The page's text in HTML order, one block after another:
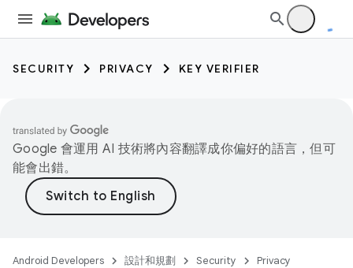
SECURITY PRIVACY KEY VERIFIER
Google 會運用 AI 技術將內容翻譯成你偏好的語言，但可
能會出錯。
Android Developers 設計和規劃 Security
Privacy